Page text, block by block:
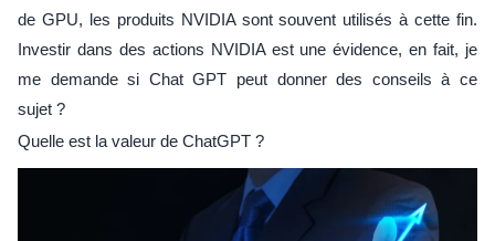
de GPU, les produits NVIDIA sont souvent utilisés à cette fin.
Investir dans des actions NVIDIA est une évidence, en fait, je
me demande si Chat GPT peut donner des conseils à ce
sujet ?
Quelle est la valeur de ChatGPT ?